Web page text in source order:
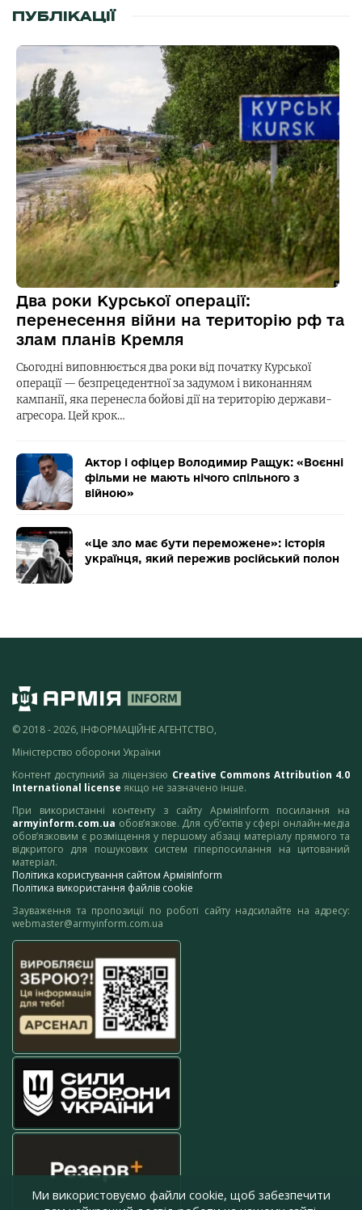
ПУБЛІКАЦІЇ
Два роки Курської операції:
перенесення війни на територію рф та
злам планів Кремля
Сьогодні виповнюється два роки від початку Курської
операції — безпрецедентної за задумом і виконанням
кампанії, яка перенесла бойові дії на територію держави-
агресора. Цей крок…
Актор і офіцер Володимир Ращук: «Воєнні
фільми не мають нічого спільного з
війною»
«Це зло має бути переможене»: історія
українця, який пережив російський полон
© 2018 - 2026, ІНФОРМАЦІЙНЕ АГЕНТСТВО,
Міністерство оборони України
Контент доступний за ліцензією Creative Commons Attribution 4.0
International license якщо не зазначено інше.
При використанні контенту з сайту АрміяInform посилання на
armyinform.com.ua обов’язкове. Для суб’єктів у сфері онлайн-медіа
обов’язковим є розміщення у першому абзаці матеріалу прямого та
відкритого для пошукових систем гіперпосилання на цитований
матеріал.
Політика користування сайтом АрміяInform
Політика використання файлів cookie
Зауваження та пропозиції по роботі сайту надсилайте на адресу:
webmaster@armyinform.com.ua
Ми використовуємо файли cookie, щоб забезпечити